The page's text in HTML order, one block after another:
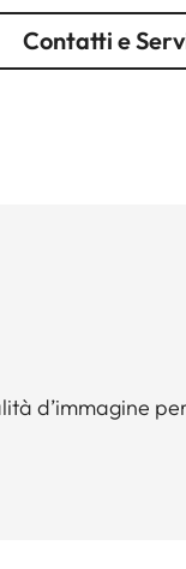
Contatti e
d’immagine